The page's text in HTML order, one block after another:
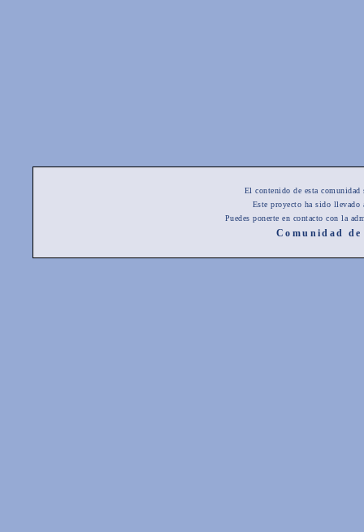
El contenido de esta
Este proyecto ha sido
Puedes ponerte en contacto con la
Comunidad